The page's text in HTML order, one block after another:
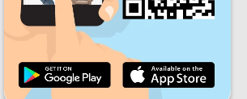
Месечен прогрес
Общ прогрес